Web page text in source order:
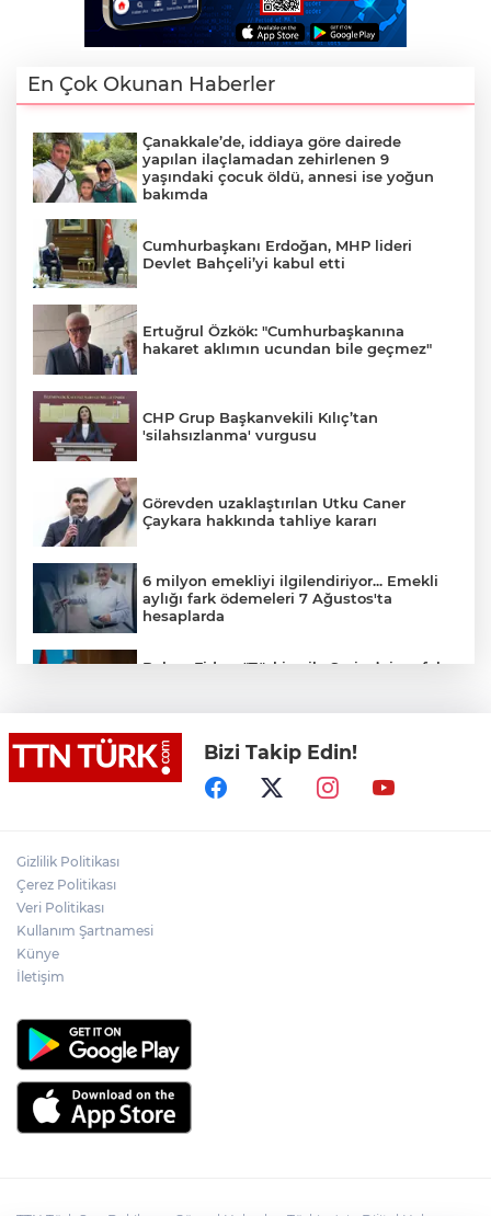
En Çok Okunan Haberler
Çanakkale’de, iddiaya göre dairede
yapılan ilaçlamadan zehirlenen 9
yaşındaki çocuk öldü, annesi ise yoğun
bakımda
Cumhurbaşkanı Erdoğan, MHP lideri
Devlet Bahçeli’yi kabul etti
Ertuğrul Özkök: "Cumhurbaşkanına
hakaret aklımın ucundan bile geçmez"
CHP Grup Başkanvekili Kılıç’tan
'silahsızlanma' vurgusu
Görevden uzaklaştırılan Utku Caner
Çaykara hakkında tahliye kararı
6 milyon emekliyi ilgilendiriyor... Emekli
aylığı fark ödemeleri 7 Ağustos'ta
hesaplarda
Bakan Fidan: "Türkiye ile Suriye’nin refah
Komşusu tarafından öldürülen adamın
arkadaşı: "Saldırganın önceden de olaylar
çıkardığını ve apartmandaki kişilerle
problem yaşadığını duymuştum"
Bakan Gürlek: "(Behçet Oktay’ın ölümü)
Bizi Takip Edin!
Gizlilik Politikası
Çerez Politikası
Veri Politikası
Kullanım Şartnamesi
Künye
İletişim